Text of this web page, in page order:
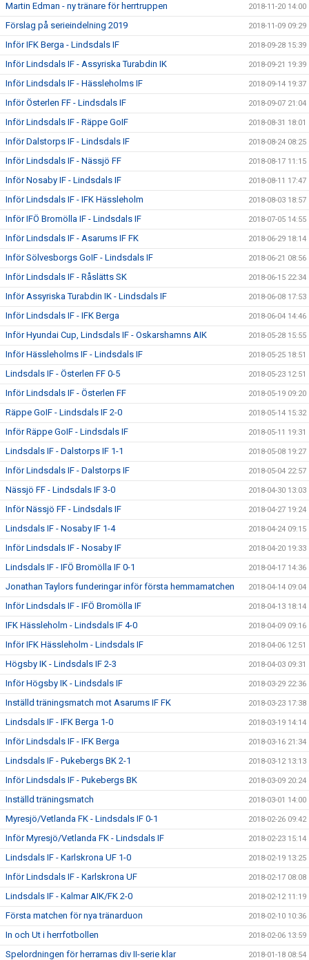
Martin Edman - ny tränare för herrtruppen 2018-11-20 14:00
Förslag på serieindelning 2019 2018-11-09 09:29
Inför IFK Berga - Lindsdals IF 2018-09-28 15:39
Inför Lindsdals IF - Assyriska Turabdin IK 2018-09-21 19:39
Inför Lindsdals IF - Hässleholms IF 2018-09-14 19:37
Inför Österlen FF - Lindsdals IF 2018-09-07 21:04
Inför Lindsdals IF - Räppe GoIF 2018-08-31 18:01
Inför Dalstorps IF - Lindsdals IF 2018-08-24 08:25
Inför Lindsdals IF - Nässjö FF 2018-08-17 11:15
Inför Nosaby IF - Lindsdals IF 2018-08-11 17:47
Inför Lindsdals IF - IFK Hässleholm 2018-08-03 18:57
Inför IFÖ Bromölla IF - Lindsdals IF 2018-07-05 14:55
Inför Lindsdals IF - Asarums IF FK 2018-06-29 18:14
Inför Sölvesborgs GoIF - Lindsdals IF 2018-06-21 08:56
Inför Lindsdals IF - Råslätts SK 2018-06-15 22:34
Inför Assyriska Turabdin IK - Lindsdals IF 2018-06-08 17:53
Inför Lindsdals IF - IFK Berga 2018-06-04 14:46
Inför Hyundai Cup, Lindsdals IF - Oskarshamns AIK 2018-05-28 15:55
Inför Hässleholms IF - Lindsdals IF 2018-05-25 18:51
Lindsdals IF - Österlen FF 0-5 2018-05-23 12:51
Inför Lindsdals IF - Österlen FF 2018-05-19 09:20
Räppe GoIF - Lindsdals IF 2-0 2018-05-14 15:32
Inför Räppe GoIF - Lindsdals IF 2018-05-11 19:31
Lindsdals IF - Dalstorps IF 1-1 2018-05-08 19:27
Inför Lindsdals IF - Dalstorps IF 2018-05-04 22:57
Nässjö FF - Lindsdals IF 3-0 2018-04-30 13:03
Inför Nässjö FF - Lindsdals IF 2018-04-27 19:24
Lindsdals IF - Nosaby IF 1-4 2018-04-24 09:15
Inför Lindsdals IF - Nosaby IF 2018-04-20 19:33
Lindsdals IF - IFÖ Bromölla IF 0-1 2018-04-17 14:36
Jonathan Taylors funderingar inför första hemmamatchen 2018-04-14 09:04
Inför Lindsdals IF - IFÖ Bromölla IF 2018-04-13 18:14
IFK Hässleholm - Lindsdals IF 4-0 2018-04-09 09:16
Inför IFK Hässleholm - Lindsdals IF 2018-04-06 12:51
Högsby IK - Lindsdals IF 2-3 2018-04-03 09:31
Inför Högsby IK - Lindsdals IF 2018-03-29 22:36
Inställd träningsmatch mot Asarums IF FK 2018-03-23 17:38
Lindsdals IF - IFK Berga 1-0 2018-03-19 14:14
Inför Lindsdals IF - IFK Berga 2018-03-16 21:34
Lindsdals IF - Pukebergs BK 2-1 2018-03-12 13:13
Inför Lindsdals IF - Pukebergs BK 2018-03-09 20:24
Inställd träningsmatch 2018-03-01 14:00
Myresjö/Vetlanda FK - Lindsdals IF 0-1 2018-02-26 09:42
Inför Myresjö/Vetlanda FK - Lindsdals IF 2018-02-23 15:14
Lindsdals IF - Karlskrona UF 1-0 2018-02-19 13:25
Inför Lindsdals IF - Karlskrona UF 2018-02-17 08:08
Lindsdals IF - Kalmar AIK/FK 2-0 2018-02-12 11:19
Första matchen för nya tränarduon 2018-02-10 10:36
In och Ut i herrfotbollen 2018-02-06 13:59
Spelordningen för herrarnas div II-serie klar 2018-01-18 08:54